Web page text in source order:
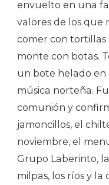
envuelto en una
valores de los que
comer con tortillas
monte con botas.
un bote helado en
música norteña.
comunión y
jamoncillos, el
noviembre, el
Grupo Laberinto,
milpas, los ríos y la